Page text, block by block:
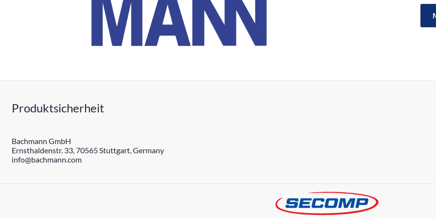
Produktsicherheit
Bachmann GmbH
Ernsthaldenstr. 33, 70565 Stuttgart, Germany
info@bachmann.com